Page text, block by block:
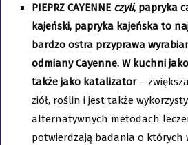
PIEPRZ CAYENNE czyli, papryka
kajeński, papryka kajeńska to
bardzo ostra przyprawa
odmiany Cayenne. W kuchni
także jako katalizator –
ziół, roślin i jest także
alternatywnych metodach
potwierdzają badania o których